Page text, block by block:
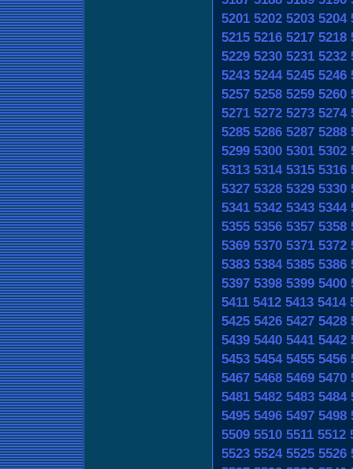
5201 5202 5203 5204
5215 5216 5217 5218
5229 5230 5231 5232
5243 5244 5245 5246
5257 5258 5259 5260
5271 5272 5273 5274
5285 5286 5287 5288
5299 5300 5301 5302
5313 5314 5315 5316
5327 5328 5329 5330
5341 5342 5343 5344
5355 5356 5357 5358
5369 5370 5371 5372
5383 5384 5385 5386
5397 5398 5399 5400
5411 5412 5413 5414
5425 5426 5427 5428
5439 5440 5441 5442
5453 5454 5455 5456
5467 5468 5469 5470
5481 5482 5483 5484
5495 5496 5497 5498
5509 5510 5511 5512
5523 5524 5525 5526